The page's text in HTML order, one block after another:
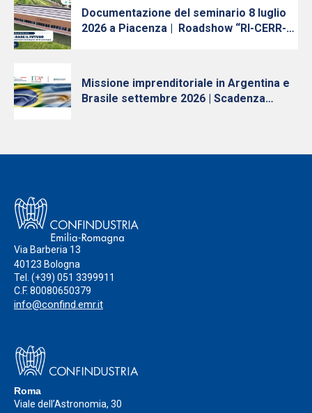
Documentazione del seminario 8 luglio
2026 a Piacenza | Roadshow “RI-CERR-
Missione imprenditoriale in Argentina e
Brasile settembre 2026 | Scadenza
Via Barberia 13
40123 Bologna
Tel. (+39) 051 3399911
C.F. 80080650379
info@confind.emr.it
Roma
Viale dell’Astronomia, 30